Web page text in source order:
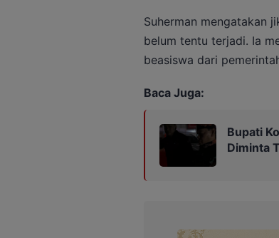
Suherman mengatakan
belum tentu terjadi. Ia
beasiswa dari
Baca Juga:
Bupati
Diminta